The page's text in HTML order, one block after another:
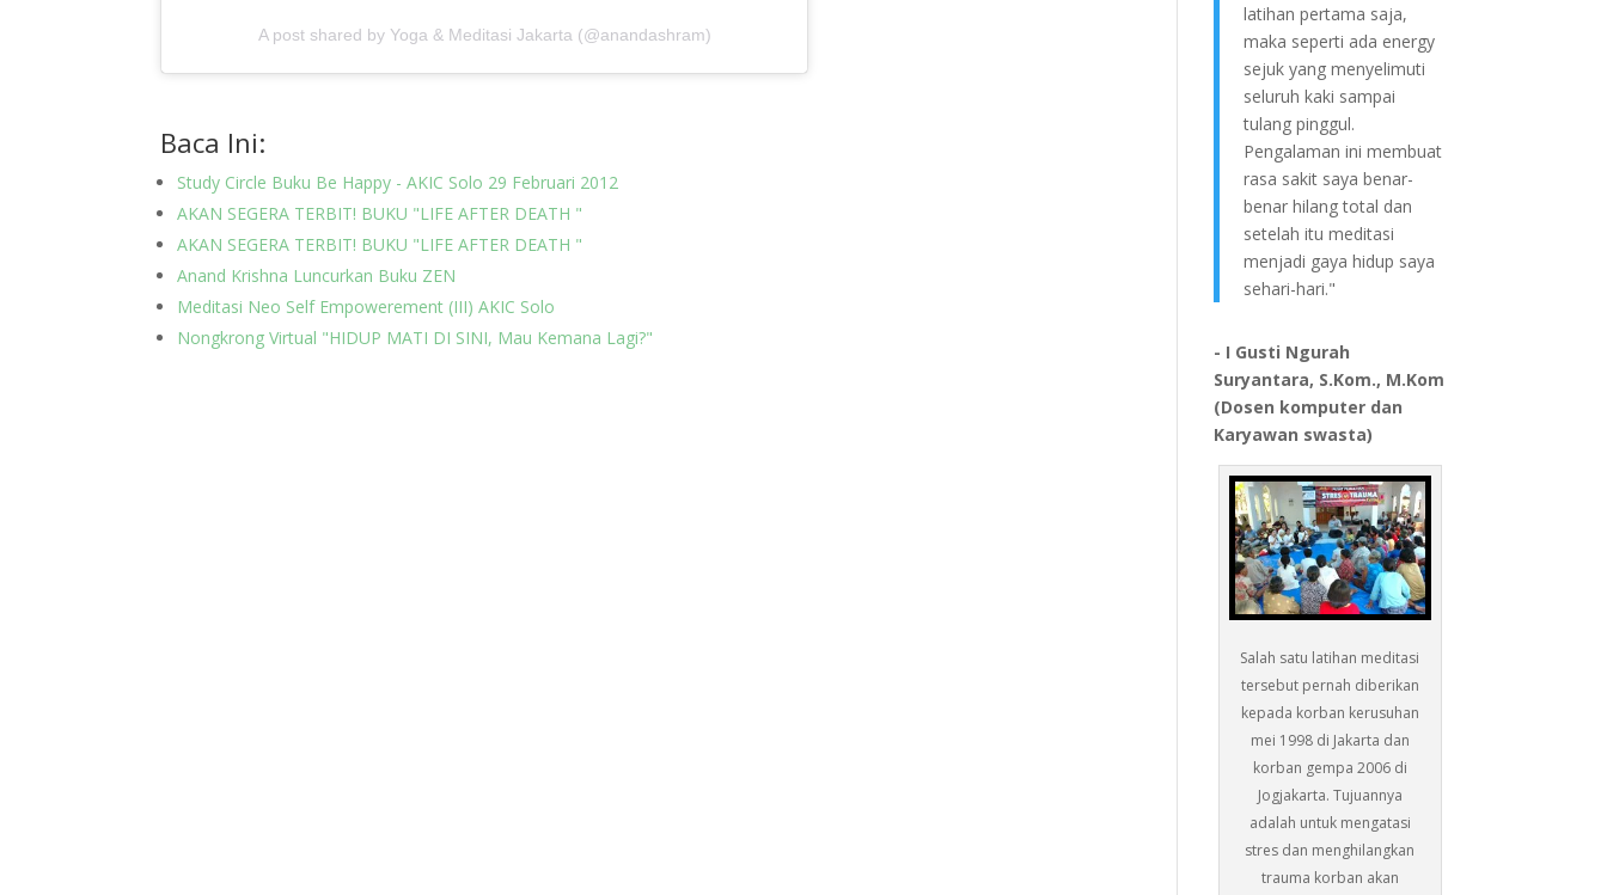
A post shared by Yoga & Meditasi Jakarta (@anandashram)
Baca Ini:
Study Circle Buku Be Happy - AKIC Solo 29 Februari 2012
AKAN SEGERA TERBIT! BUKU "LIFE AFTER DEATH "
AKAN SEGERA TERBIT! BUKU "LIFE AFTER DEATH "
Anand Krishna Luncurkan Buku ZEN
Meditasi Neo Self Empowerement (III) AKIC Solo
Nongkrong Virtual "HIDUP MATI DI SINI, Mau Kemana Lagi?"
latihan pertama saja,
maka seperti ada energy
sejuk yang menyelimuti
seluruh kaki sampai
tulang pinggul.
Pengalaman ini membuat
rasa sakit saya benar-
benar hilang total dan
setelah itu meditasi
menjadi gaya hidup saya
sehari-hari."
- I Gusti Ngurah
Suryantara, S.Kom., M.Kom
(Dosen komputer dan
Karyawan swasta)
Salah satu latihan meditasi
tersebut pernah diberikan
kepada korban kerusuhan
mei 1998 di Jakarta dan
korban gempa 2006 di
Jogjakarta. Tujuannya
adalah untuk mengatasi
stres dan menghilangkan
trauma korban akan